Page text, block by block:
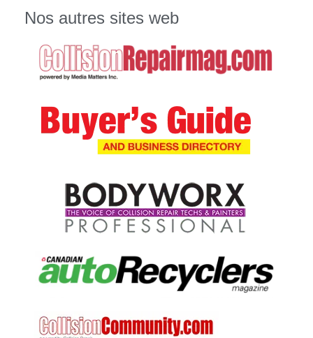
Nos autres sites web